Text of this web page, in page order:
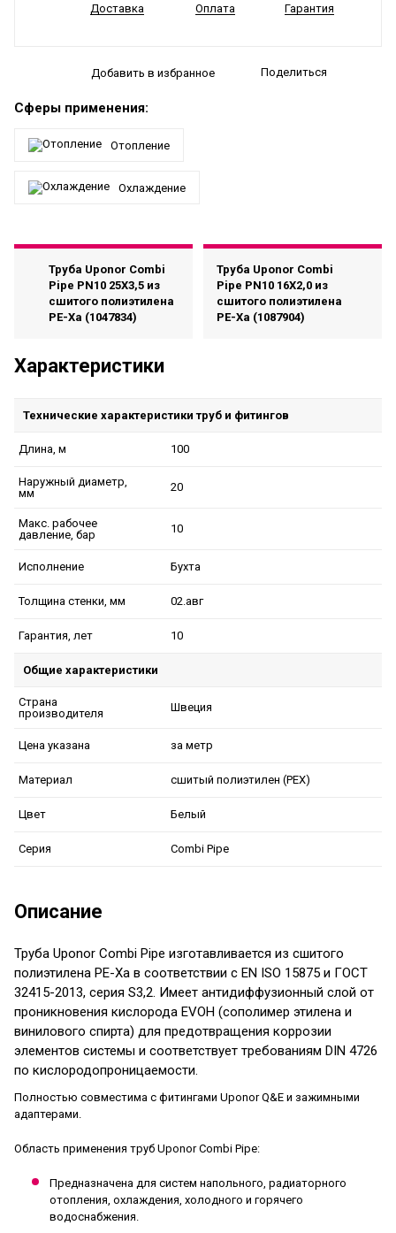
Доставка Оплата Гарантия
Добавить в избранное Поделиться
Сферы применения:
Отопление
Охлаждение
Труба Uponor Combi
Pipe PN10 25X3,5 из
сшитого полиэтилена
PE-Xa (1047834)
Труба Uponor Combi
Pipe PN10 16X2,0 из
сшитого полиэтилена
PE-Xa (1087904)
Характеристики
Технические характеристики труб и фитингов
Длина, м 100
Наружный диаметр,
мм
20
Макс. рабочее
давление, бар
10
Исполнение Бухта
Толщина стенки, мм 02.авг
Гарантия, лет 10
Общие характеристики
Страна
производителя
Швеция
Цена указана за метр
Материал сшитый полиэтилен (PEX)
Цвет Белый
Серия Combi Pipe
Описание
Труба Uponor Combi Pipe изготавливается из сшитого
полиэтилена PE-Xa в соответствии с EN ISO 15875 и ГОСТ
32415-2013, серия S3,2. Имеет антидиффузионный слой от
проникновения кислорода EVOH (сополимер этилена и
винилового спирта) для предотвращения коррозии
элементов системы и соответствует требованиям DIN 4726
по кислородопроницаемости.
Полностью совместима с фитингами Uponor Q&E и зажимными
адаптерами.
Область применения труб UponorCombi Pipe:
Предназначена для систем напольного, радиаторного
отопления, охлаждения, холодного и горячего
водоснабжения.